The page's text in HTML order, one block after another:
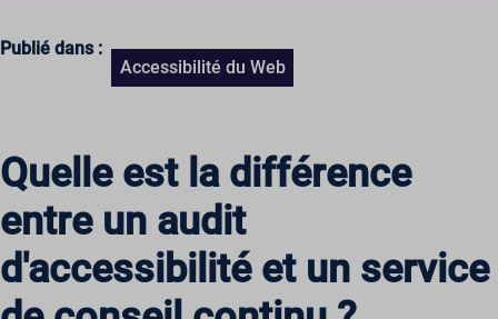
Publié dans :
Accessibilité du Web
Quelle est la différence
entre un audit
d'accessibilité et un service